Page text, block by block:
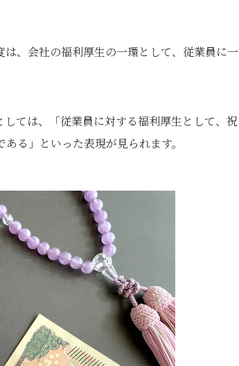
、会社の福利厚生の一環として、従業員に一
ては、「従業員に対する福利厚生として、祝
る」といった表現が見られます。